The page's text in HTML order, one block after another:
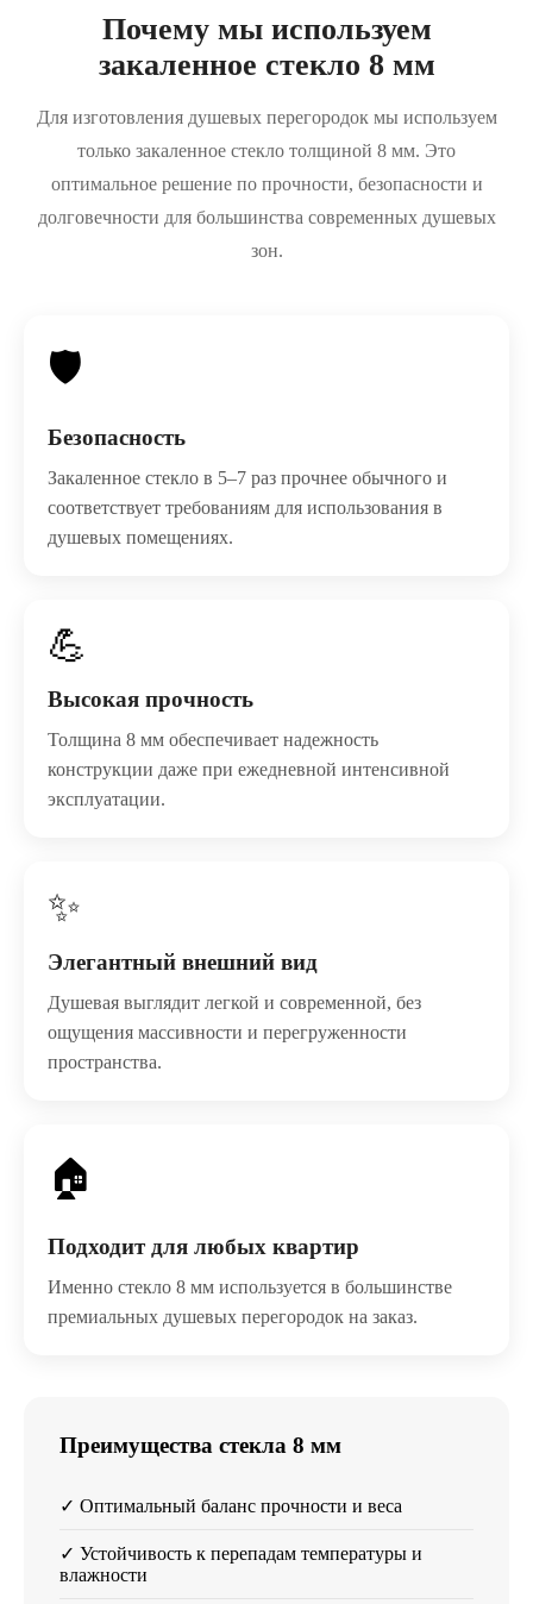
Почему мы используем
закаленное стекло 8 мм
Для изготовления душевых перегородок мы используем
только закаленное стекло толщиной 8 мм. Это
оптимальное решение по прочности, безопасности и
долговечности для большинства современных душевых
зон.
🛡️
Безопасность
Закаленное стекло в 5–7 раз прочнее обычного и
соответствует требованиям для использования в
душевых помещениях.
💪
Высокая прочность
Толщина 8 мм обеспечивает надежность
конструкции даже при ежедневной интенсивной
эксплуатации.
✨
Элегантный внешний вид
Душевая выглядит легкой и современной, без
ощущения массивности и перегруженности
пространства.
🏠
Подходит для любых квартир
Именно стекло 8 мм используется в большинстве
премиальных душевых перегородок на заказ.
Преимущества стекла 8 мм
✓ Оптимальный баланс прочности и веса
✓ Устойчивость к перепадам температуры и
влажности